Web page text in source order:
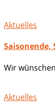
Aktuelles
Saisonende,
Wir
Aktuelles